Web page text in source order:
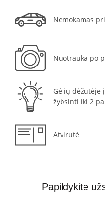
Nemokamas
Nuotrauka po
Gėlių dėžutėje
žybsinti iki 2
Atvirutė
Papildykite